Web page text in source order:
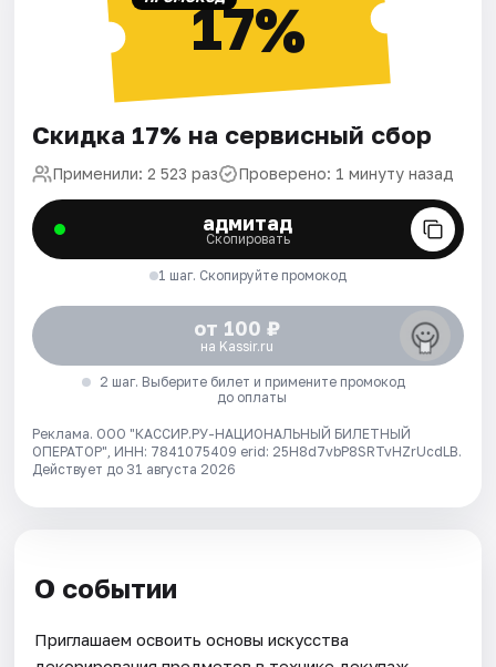
17%
Скидка 17% на сервисный сбор
Применили: 2 523 раз Проверено: 1 минуту назад
адмитад
Скопировать
1 шаг. Скопируйте промокод
от 100 ₽
на Kassir.ru
2 шаг. Выберите билет и примените промокод
до оплаты
Реклама. ООО "КАССИР.РУ-НАЦИОНАЛЬНЫЙ БИЛЕТНЫЙ
ОПЕРАТОР", ИНН: 7841075409 erid: 25H8d7vbP8SRTvHZrUcdLB.
Действует до 31 августа 2026
О событии
Приглашаем освоить основы искусства